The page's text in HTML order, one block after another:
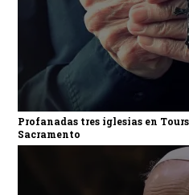
Profanadas tres iglesias en
Sacramento